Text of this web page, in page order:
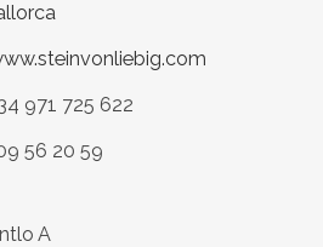
971 725 622
56 20 59
A